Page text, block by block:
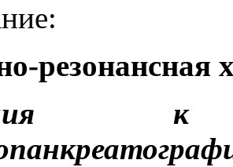
резонансная
к